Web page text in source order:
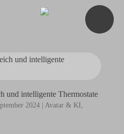
und intelligente Thermostate
2024| Avatar & KI,